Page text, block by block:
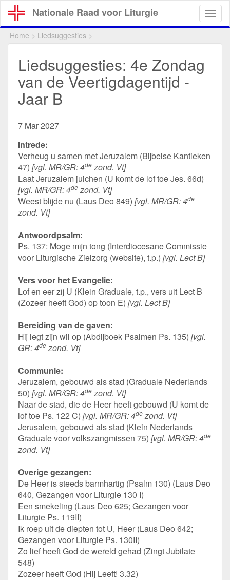
Overslaan
en
naar
Nationale Raad voor Liturgie
Home > Liedsuggesties >
Liedsuggesties: 4e Zondag
van de Veertigdagentijd -
Jaar B
7 Mar 2027
Intrede:
Verheug u samen met Jeruzalem (Bijbelse Kantieken
47) [vgl. MR/GR: 4dezond. Vt]
Laat Jeruzalem juichen (U komt de lof toe Jes. 66d)
[vgl. MR/GR: 4dezond. Vt]
Weest blijde nu (Laus Deo 849) [vgl. MR/GR: 4de
zond. Vt]
Antwoordpsalm:
Ps. 137: Moge mijn tong (Interdiocesane Commissie
voor Liturgische Zielzorg (website), t.p.) [vgl. Lect B]
Vers voor het Evangelie:
Lof en eer zij U (Klein Graduale, t.p., vers uit Lect B
(Zozeer heeft God) op toon E) [vgl. Lect B]
Bereiding van de gaven:
Hij legt zijn wil op (Abdijboek Psalmen Ps. 135) [vgl.
GR: 4dezond. Vt]
Communie:
Jeruzalem, gebouwd als stad (Graduale Nederlands
50) [vgl. MR/GR: 4dezond. Vt]
Naar de stad, die de Heer heeft gebouwd (U komt de
lof toe Ps. 122 C) [vgl. MR/GR: 4dezond. Vt]
Jerusalem, gebouwd als stad (Klein Nederlands
Graduale voor volkszangmissen 75) [vgl. MR/GR: 4de
zond. Vt]
Overige gezangen:
De Heer is steeds barmhartig (Psalm 130) (Laus Deo
640, Gezangen voor Liturgie 130 I)
Een smekeling (Laus Deo 625; Gezangen voor
Liturgie Ps. 119II)
Ik roep uit de diepten tot U, Heer (Laus Deo 642;
Gezangen voor Liturgie Ps. 130II)
Zo lief heeft God de wereld gehad (Zingt Jubilate
548)
Zozeer heeft God (Hij Leeft! 3.32)